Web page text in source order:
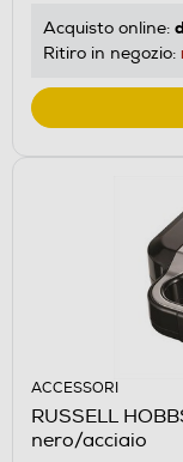
Acquisto online:
Ritiro in negozio:
ACCESSORI
RUSSELL
nero/acciaio